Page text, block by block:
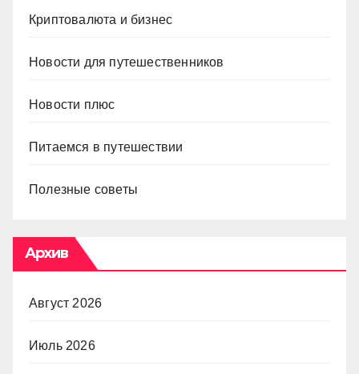
Криптовалюта и бизнес
Новости для путешественников
Новости плюс
Питаемся в путешествии
Полезные советы
Архив
Август 2026
Июль 2026